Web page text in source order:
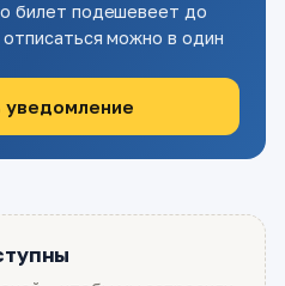
билет подешевеет до
можно в один
уведомление